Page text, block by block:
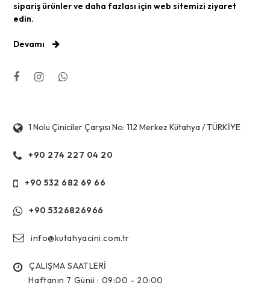
sipariş ürünler ve daha fazlası için web sitemizi ziyaret
edin.
Devamı
1 Nolu Çiniciler Çarşısı No: 112 Merkez Kütahya / TÜRKİYE
+90 274 227 04 20
+90 532 682 69 66
+90 5326826966
info@kutahyacini.com.tr
ÇALIŞMA SAATLERİ
Haftanın 7 Günü : 09:00 - 20:00